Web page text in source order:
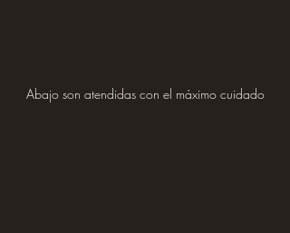
Abajo son atendidas con el máximo cuidado